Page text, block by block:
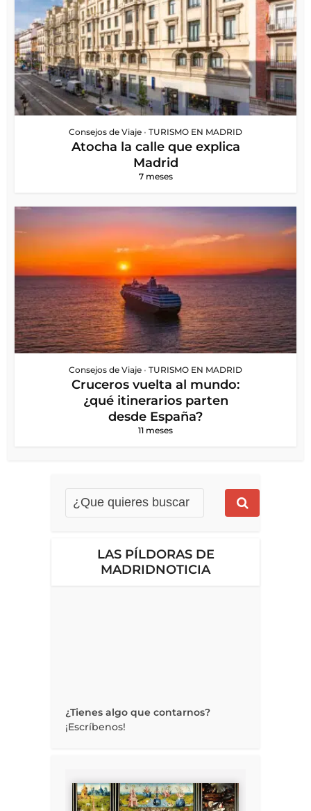
Consejos de Viaje • TURISMO EN MADRID
Atocha la calle que explica
Madrid
7 meses
Consejos de Viaje • TURISMO EN MADRID
Cruceros vuelta al mundo:
¿qué itinerarios parten
desde España?
11 meses
LAS PÍLDORAS DE
MADRIDNOTICIA
¿Tienes algo que contarnos?
¡Escríbenos!